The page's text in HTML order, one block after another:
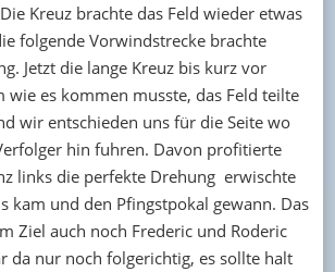
Kreuz brachte das Feld wieder etwas
folgende Vorwindstrecke brachte
Jetzt die lange Kreuz bis kurz vor
wie es kommen musste, das Feld teilte
wir entschieden uns für die Seite wo
hin fuhren. Davon profitierte
links die perfekte Drehung erwischte
kam und den Pfingstpokal gewann. Das
Ziel auch noch Frederic und Roderic
da nur noch folgerichtig, es sollte halt